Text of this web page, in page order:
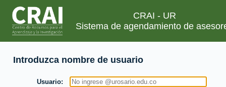
CRAI - UR
Sistema de agendamiento de
Introduzca nombre de usuario
Usuario